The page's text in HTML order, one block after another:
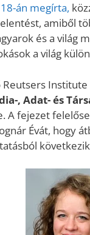
án megírta,
amiből
és a világ
a világ
, Adat​- és
A fejezet felelőse
Évát, hogy